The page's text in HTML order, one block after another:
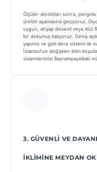
Ölçüler alındıktan sonra,
üretim aşamasına geçiyoruz.
uygun, ahşap desenli veya düz
bir dokunuş katıyoruz. Geniş
yapımız ve gizli dere sistemi ile
İstanbul’un değişken iklim
sistemlerimizi Bayrampaşa’daki
3. GÜVENLI VE
İKLIMINE MEYDAN